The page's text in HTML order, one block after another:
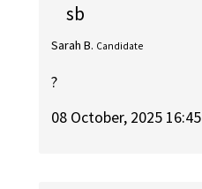
sb
Sarah B. Candidate
?
08 October, 2025 16:45